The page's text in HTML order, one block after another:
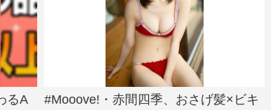
るA
#Mooove!・赤間四季、おさげ髪×ビキ